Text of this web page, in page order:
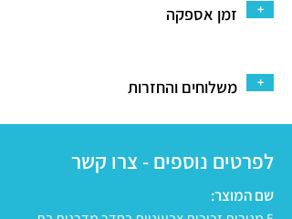
זמן אספקה +
משלוחים והחזרות +
לפרטים נוספים - צרו קשר
שם המוצר: